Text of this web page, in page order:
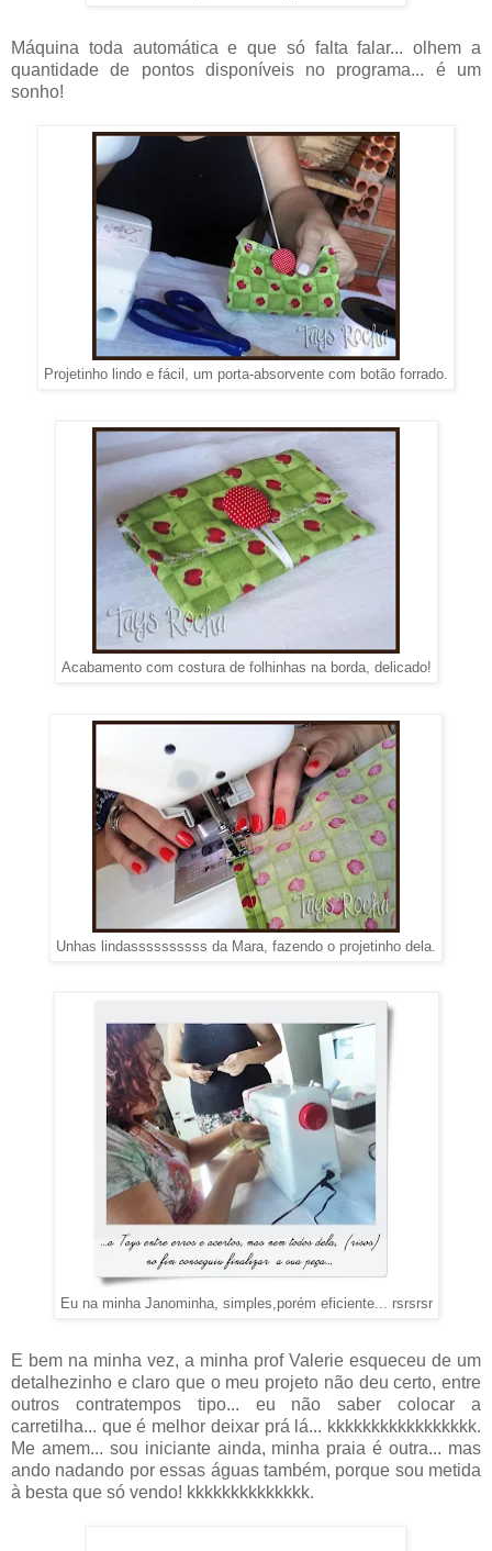
Máquina toda automática e que só falta falar... olhem a
quantidade de pontos disponíveis no programa... é um
sonho!
Projetinho lindo e fácil, um porta-absorvente com botão forrado.
Acabamento com costura de folhinhas na borda, delicado!
Unhas lindassssssssss da Mara, fazendo o projetinho dela.
Eu na minha Janominha, simples,porém eficiente... rsrsrsr
E bem na minha vez, a minha prof Valerie esqueceu de um
detalhezinho e claro que o meu projeto não deu certo, entre
outros contratempos tipo... eu não saber colocar a
carretilha... que é melhor deixar prá lá... kkkkkkkkkkkkkkkkk.
Me amem... sou iniciante ainda, minha praia é outra... mas
ando nadando por essas águas também, porque sou metida
à besta que só vendo! kkkkkkkkkkkkkk.